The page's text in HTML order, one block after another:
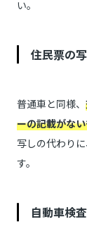
い。
住民票の
普通車と同様、
ーの記載がな
写しの代わり
す。
自動車検